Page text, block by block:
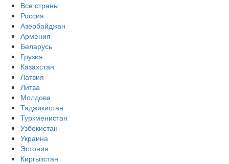
Все страны
Россия
Азербайджан
Армения
Беларусь
Грузия
Казахстан
Латвия
Литва
Молдова
Таджикистан
Туркменистан
Узбекистан
Украина
Эстония
Киргызстан